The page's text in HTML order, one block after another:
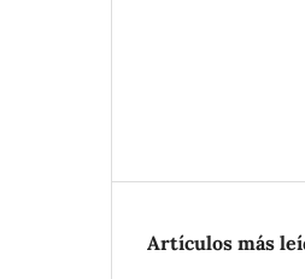
Artículos más